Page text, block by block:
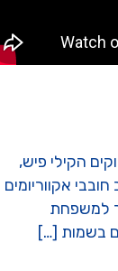
הקילי פיש,
אקווריומים
למשפחת
[…]